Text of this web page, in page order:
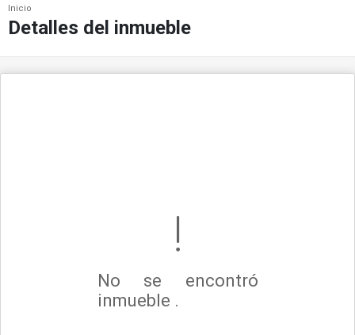
Inicio
Detalles del inmueble
No se encontró
inmueble .